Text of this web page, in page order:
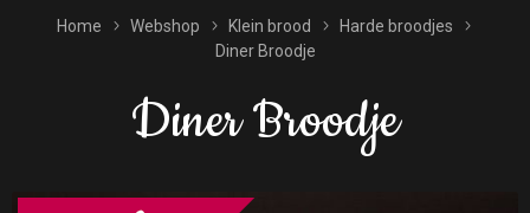
Home Webshop Klein brood
Harde broodjes
Diner Broodje
Diner Broodje